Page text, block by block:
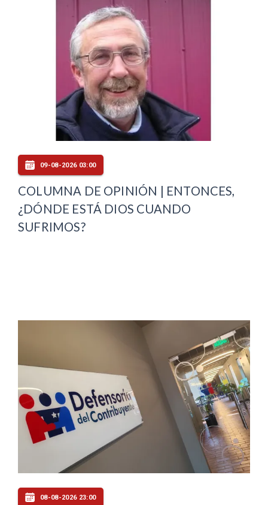
09-08-2026 03:00
COLUMNA DE OPINIÓN | ENTONCES,
¿DÓNDE ESTÁ DIOS CUANDO
SUFRIMOS?
08-08-2026 23:00